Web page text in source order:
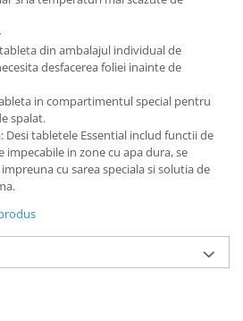
din ambalajul individual de
desfacerea foliei inainte de
in compartimentul special pentru
spalat.
tabletele Essential includ functii de
impecabile in zone cu apa dura, se
cu sarea speciala si solutia de